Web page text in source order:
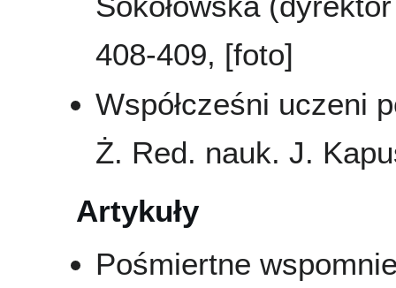
408-409, [foto]
Współcześni uczeni
Ż. Red. nauk. J.
Artykuły
Pośmiertne